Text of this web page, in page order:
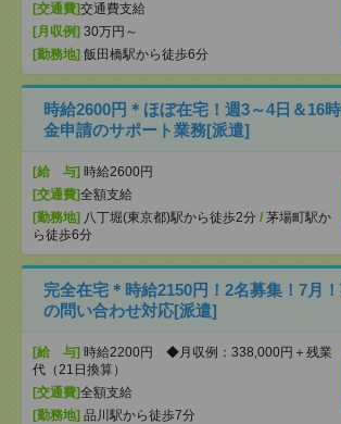
[交通費]交通費支給
[月収例] 30万円～
[勤務地] 飯田橋駅から徒歩6分
時給2600円＊ほぼ在宅！週3～4日＆16
金申請のサポート業務[派遣]
[給 与] 時給2600円
[交通費]全額支給
[勤務地] 八丁堀(東京都)駅から徒歩2分 / 茅場町駅か
ら徒歩6分
完全在宅＊時給2150円！2名募集！7月
の問い合わせ対応[派遣]
[給 与] 時給2200円 ◆月収例：338,000円＋残業
代（21日換算）
[交通費]全額支給
[勤務地] 品川駅から徒歩7分